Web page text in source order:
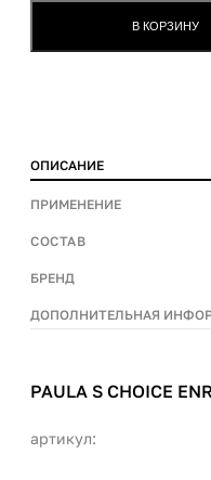
В КОРЗИНУ
ОПИСАНИЕ
ПРИМЕНЕНИЕ
СОСТАВ
БРЕНД
ДОПОЛНИТЕЛЬНАЯ
PAULA S CHOICE
артикул: